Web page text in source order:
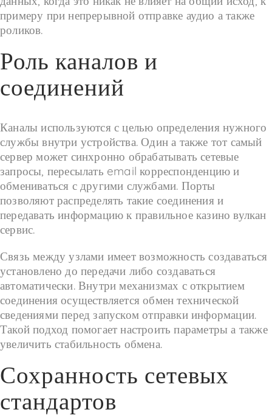
примеру при непрерывной отправке аудио а также
роликов.
Роль каналов и
соединений
Каналы используются с целью определения нужного
службы внутри устройства. Один а также тот самый
сервер может синхронно обрабатывать сетевые
запросы, пересылать email корреспонденцию и
обмениваться с другими службами. Порты
позволяют распределять такие соединения и
передавать информацию к правильное казино вулкан
сервис.
Связь между узлами имеет возможность создаваться
установлено до передачи либо создаваться
автоматически. Внутри механизмах с открытием
соединения осуществляется обмен технической
сведениями перед запуском отправки информации.
Такой подход помогает настроить параметры а также
увеличить стабильность обмена.
Сохранность сетевых
стандартов